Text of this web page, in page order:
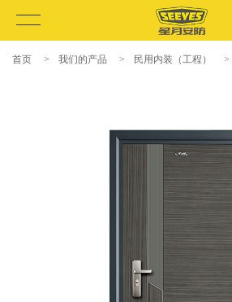
首页 > 我们的产品 > 民用内装（工程） >